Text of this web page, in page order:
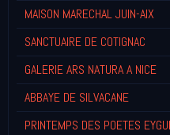
MAISON MARECHAL JUIN-AIX
SANCTUAIRE DE COTIGNAC
GALERIE ARS NATURA A NICE
ABBAYE DE SILVACANE
PRINTEMPS DES POETES